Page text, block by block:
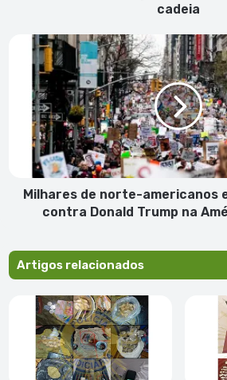
cadeia
cadeia
Milhares
norte-
americanos
manifestação
contra
Donald
Trump
América
Milhares de norte-americanos
contra Donald Trump na
Artigos relacionados